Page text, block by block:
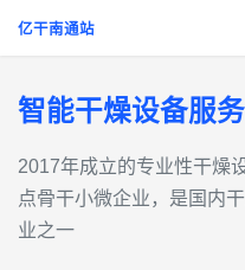
亿干南通站
智能干燥设备服
2017年成立的‌专业性干燥
点骨干小微企业，是国内
业之一